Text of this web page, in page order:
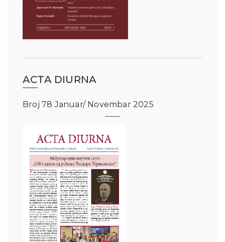
ACTA DIURNA
Broj 78 Januar/ Novembar 2025